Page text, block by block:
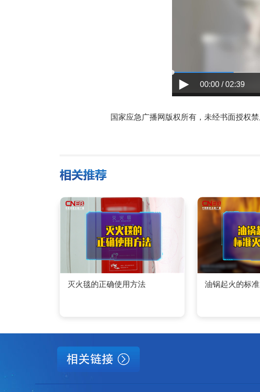
00:00 / 02:39
国家应急广播网版权所有，未经书面授权禁
灭火毯的正确使用方法 油锅起火的标